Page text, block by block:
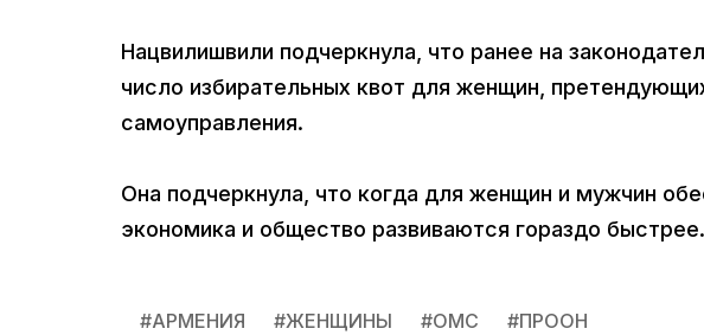
Нацвилишвили подчеркнула, что ранее на
число избирательных квот для женщин,
самоуправления.
Она подчеркнула, что когда для женщин и мужчин
экономика и общество развиваются гораздо
#АРМЕНИЯ #ЖЕНЩИНЫ #ОМС #ПРООН